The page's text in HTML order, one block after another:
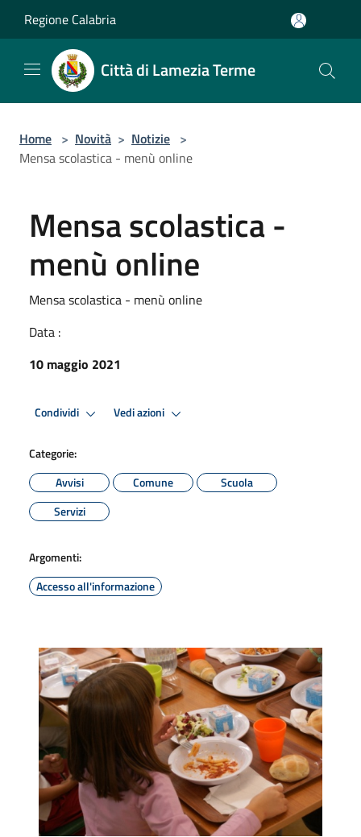
Regione Calabria
Città di Lamezia Terme
Home > Novità > Notizie >
Mensa scolastica - menù online
Mensa scolastica -
menù online
Mensa scolastica - menù online
Data :
10 maggio 2021
Condividi Vedi azioni
Categorie:
Avvisi
Comune
Scuola
Servizi
Argomenti:
Accesso all'informazione